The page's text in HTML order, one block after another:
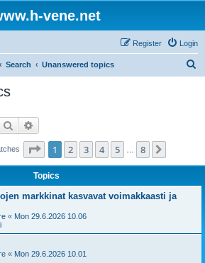
vene.net
Login
Register
Search Unanswered topics
Search
Page 1of 8
1 2 3 4 5 8
Topics
markkinat kasvavat voimakkaasti ja
« Mon 29.6.2026 10.06
« Mon 29.6.2026 10.01